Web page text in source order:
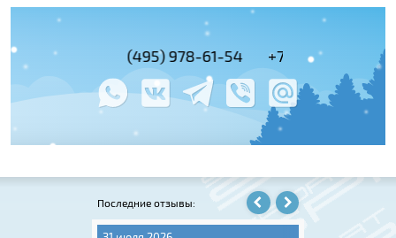
+7 (495)
+7 (800)
+7 (495) 978-61-54
Последние отзывы: